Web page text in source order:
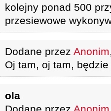
kolejny ponad 500
przesiewowe
Dodane przez Anonim
Oj tam, oj tam,
ola